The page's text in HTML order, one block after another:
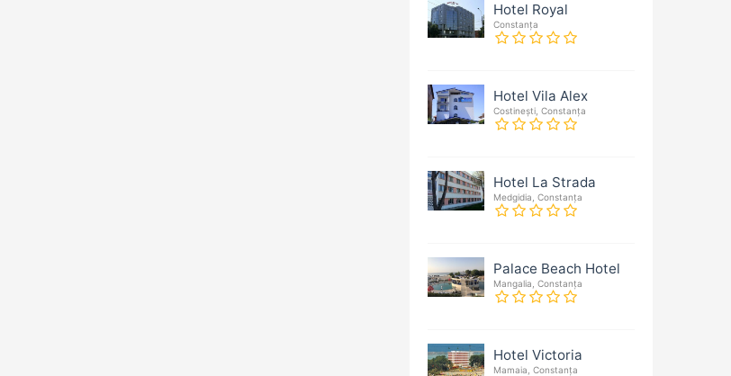
Hotel Royal
Constanța
Hotel Vila Alex
Costinești, Constanța
Hotel La Strada
Medgidia, Constanța
Palace Beach Hotel
Mangalia, Constanța
Hotel Victoria
Mamaia, Constanța